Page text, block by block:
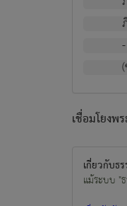
เชื่อมโยงพ
เกี่ยวกับธ
แม้ระบบ "